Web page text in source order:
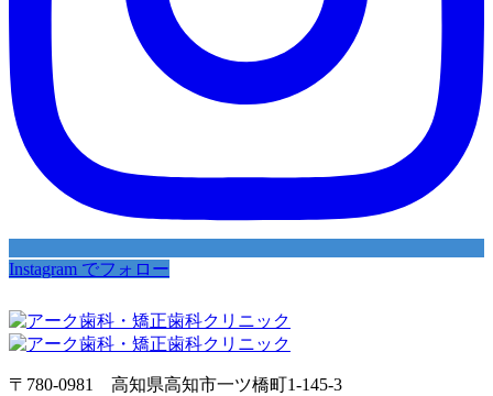
Instagram でフォロー
〒780-0981 高知県高知市一ツ橋町1-145-3